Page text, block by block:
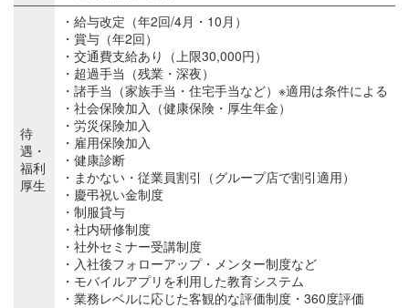
待
遇・
福利
厚生
・給与改定（年2回/4月・10月）
・賞与（年2回）
・交通費支給あり（上限30,000円）
・超過手当（残業・深夜）
・諸手当（家族手当・住宅手当など）※適用は条件による
・社会保険加入（健康保険・厚生年金）
・労災保険加入
・雇用保険加入
・健康診断
・まかない・従業員割引（グループ店で割引適用）
・慶弔祝い金制度
・制服貸与
・社内研修制度
・社外セミナー受講制度
・入社後フォローアップ・メンター制度など
・モバイルアプリを利用した教育システム
・業務レベルに応じた客観的な評価制度・360度評価